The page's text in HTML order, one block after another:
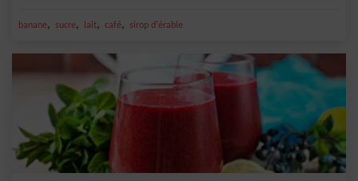
banane, sucre, lait, café, sirop d'érable